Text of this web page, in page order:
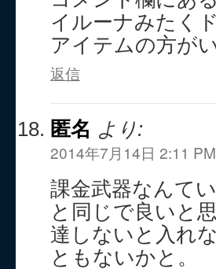
イルーナみたく
アイテムの方が
返信
匿名 より:
2014年7月14日 2:11 PM
課金武器なんて
と同じで良いと
達しないと入れ
ともないかと。